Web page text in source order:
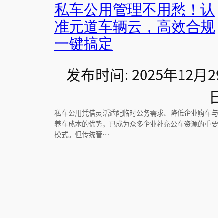
私车公用管理不用愁！认
准元道车辆云，高效合规
一键搞定
发布时间: 2025年12月
私车公用凭借灵活适配临时公务需求、降低企业购车与
养车成本的优势，已成为众多企业补充公车资源的重要
模式。但传统管…